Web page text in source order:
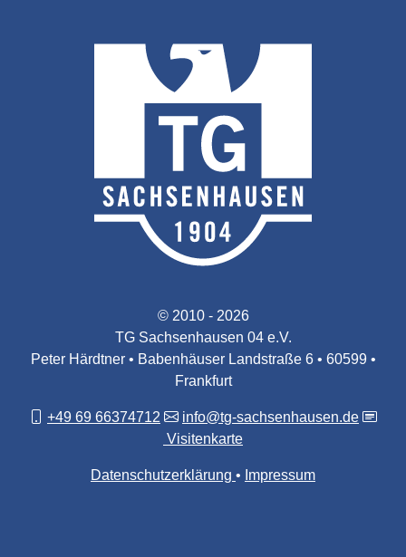
© 2010 - 2026
TG Sachsenhausen 04 e.V.
Peter Härdtner • Babenhäuser Landstraße 6 • 60599 •
Frankfurt
+49 69 66374712
info@tg-sachsenhausen.de
Visitenkarte
Datenschutzerklärung Impressum